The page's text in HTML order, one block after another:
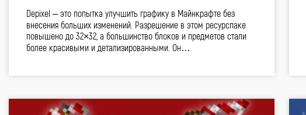
Depixel – это попытка улучшить графику в Майнкрафте без
внесения больших изменений. Разрешение в этом ресурспаке
повышено до 32×32, а большинство блоков и предметов стали
более красивыми и детализированными. Он…